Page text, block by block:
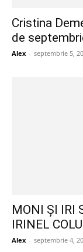
Cristina
de
Alex - septembrie 5,
MONI ȘI IRI
IRINEL
Alex - septembrie 4,